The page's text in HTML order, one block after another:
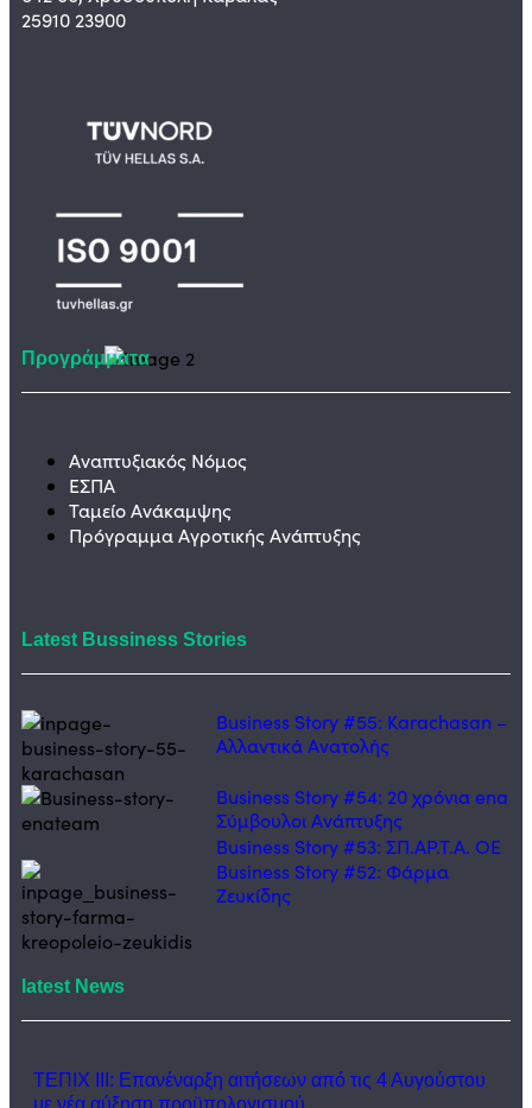
25910 23900
Προγράμματα
Αναπτυξιακός Νόμος
ΕΣΠΑ
Ταμείο Ανάκαμψης
Πρόγραμμα Αγροτικής Ανάπτυξης
Latest Bussiness Stories
Business Story #55: Karachasan –
Αλλαντικά Ανατολής
Business Story #54: 20 χρόνια ena
Σύμβουλοι Ανάπτυξης
Business Story #53: ΣΠ.ΑΡ.Τ.Α. ΟΕ
Business Story #52: Φάρμα
Ζευκίδης
latest News
ΤΕΠΙΧ ΙΙΙ: Επανέναρξη αιτήσεων από τις 4 Αυγούστου
με νέα αύξηση προϋπολογισμού